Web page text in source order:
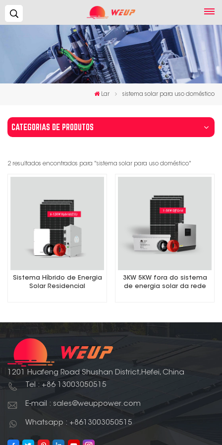
Lar sistema solar para uso doméstico
CATEGORIAS DE PRODUTOS
2 resultados encontrados para "sistema solar para uso doméstico"
Sistema Híbrido de Energia
Solar Residencial
3KW 5KW fora do sistema
de energia solar da rede
1201 Huafeng Road Shushan District,Hefei, China
Tel : +86 13003050515
E-mail : sales@weuppower.com
Whatsapp : +8613003050515